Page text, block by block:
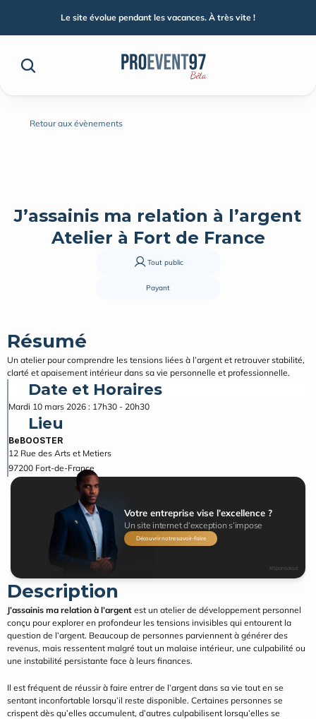
Retour aux évènements
J’assainis ma relation à l’argent
Atelier à Fort de France
Tout public
Payant
Résumé
Un atelier pour comprendre les tensions liées à l’argent et retrouver stabilité,
clarté et apaisement intérieur dans sa vie personnelle et professionnelle.
Date et Horaires
Mardi 10 mars 2026 : 17h30 - 20h30
Lieu
BeBOOSTER
12 Rue des Arts et Metiers
97200 Fort-de-France
Votre entreprise vise l’excellence ?
Un site internet d’exception s’impose
Découvrir notre savoir-faire
#Sponsorisé
Description
J’assainis ma relation à l’argent est un atelier de développement personnel
conçu pour explorer en profondeur les tensions invisibles qui entourent la
question de l’argent. Beaucoup de personnes parviennent à générer des
revenus, mais ressentent malgré tout un malaise intérieur, une culpabilité ou
une instabilité persistante face à leurs finances.
Il est fréquent de réussir à faire entrer de l’argent dans sa vie tout en se
sentant inconfortable lorsqu’il reste disponible. Certaines personnes se
crispent dès qu’elles accumulent, d’autres culpabilisent lorsqu’elles se
Le site évolue pendant les vacances. À très vite !